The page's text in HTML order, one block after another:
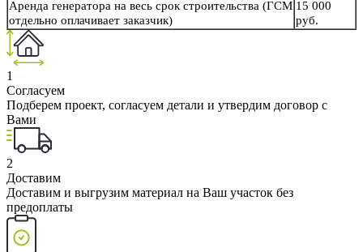
Аренда генератора на весь срок строительства (ГСМ
отдельно оплачивает заказчик)
15 000
руб.
1
Согласуем
Подберем проект, согласуем детали и утвердим договор с
Вами
2
Доставим
Доставим и выгрузим материал на Ваш участок без
предоплаты